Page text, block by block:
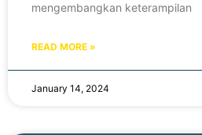
mengembangkan keterampilan
READ MORE »
January 14, 2024